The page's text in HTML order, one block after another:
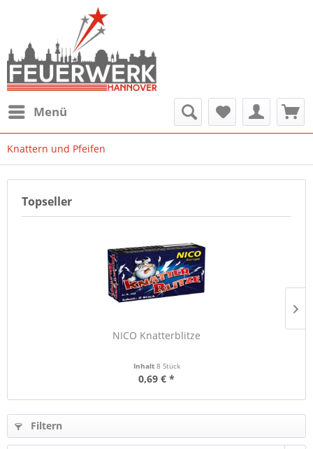
Menü
Knattern und Pfeifen
Topseller
NICO Knatterblitze
Inhalt 8 Stück
0,69 € *
Filtern